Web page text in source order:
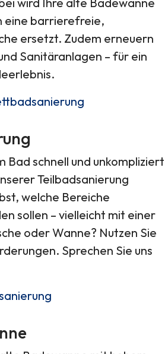
eine barrierefreie,
ersetzt. Zudem erneuern
Sanitäranlagen – für ein
Bad schnell und unkompliziert
Teilbadsanierung
welche Bereiche
sollen – vielleicht mit einer
oder Wanne? Nutzen Sie
Sprechen Sie uns